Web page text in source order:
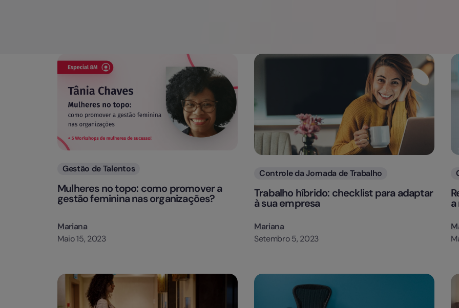
Categorias
Gestão de Talentos
Mulheres no topo: como promover a
gestão feminina nas organizações?
Mariana
Maio 15, 2023
Categorias
Controle da Jornada de Trabalho
Trabalho híbrido: checklist para adaptar
à sua empresa
Mariana
Setembro 5, 2023
a